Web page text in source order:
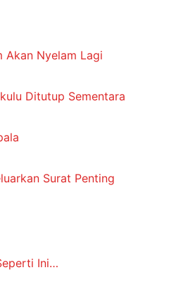
Akan Nyelam Lagi
Ditutup Sementara
Surat Penting
Ini…